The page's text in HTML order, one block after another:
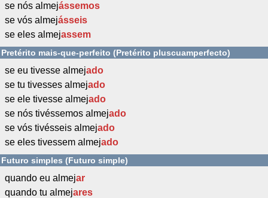
se nós almejássemos
se vós almejásseis
se eles almejassem
Pretérito mais-que-perfeito (Pretérito pluscuamperfecto)
se eu tivesse almejado
se tu tivesses almejado
se ele tivesse almejado
se nós tivéssemos almejado
se vós tivésseis almejado
se eles tivessem almejado
Futuro simples (Futuro simple)
quando eu almejar
quando tu almejares